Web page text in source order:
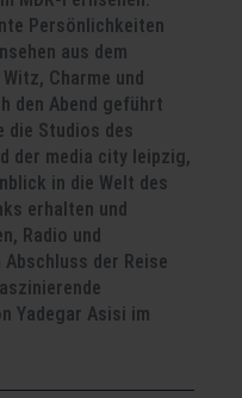
Persönlichkeiten
aus dem
Charme und
den Abend geführt
die Studios des
der media city leipzig,
in die Welt des
erhalten und
Radio und
der Reise
Yadegar Asisi im